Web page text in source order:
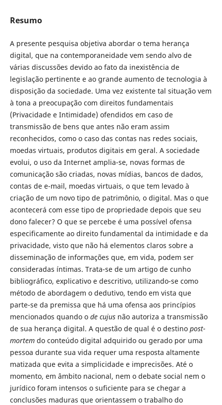
Resumo
A presente pesquisa objetiva abordar o tema herança
digital, que na contemporaneidade vem sendo alvo de
várias discussões devido ao fato da inexistência de
legislação pertinente e ao grande aumento de tecnologia à
disposição da sociedade. Uma vez existente tal situação vem
à tona a preocupação com direitos fundamentais
(Privacidade e Intimidade) ofendidos em caso de
transmissão de bens que antes não eram assim
reconhecidos, como o caso das contas nas redes sociais,
moedas virtuais, produtos digitais em geral. A sociedade
evolui, o uso da Internet amplia-se, novas formas de
comunicação são criadas, novas mídias, bancos de dados,
contas de e-mail, moedas virtuais, o que tem levado à
criação de um novo tipo de patrimônio, o digital. Mas o que
acontecerá com esse tipo de propriedade depois que seu
dono falecer? O que se percebe é uma possível ofensa
especificamente ao direito fundamental da intimidade e da
privacidade, visto que não há elementos claros sobre a
disseminação de informações que, em vida, podem ser
consideradas íntimas. Trata-se de um artigo de cunho
bibliográfico, explicativo e descritivo, utilizando-se como
método de abordagem o dedutivo, tendo em vista que
parte-se da premissa que há uma ofensa aos princípios
mencionados quando o de cujusnão autoriza a transmissão
de sua herança digital. A questão de qual é o destino post-
mortemdo conteúdo digital adquirido ou gerado por uma
pessoa durante sua vida requer uma resposta altamente
matizada que evita a simplicidade e imprecisões. Até o
momento, em âmbito nacional, nem o debate social nem o
jurídico foram intensos o suficiente para se chegar a
conclusões maduras que orientassem o trabalho do